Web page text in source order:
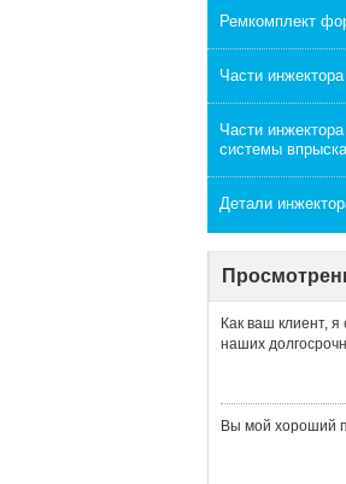
Ремкомплект
Части
Части
системы
Детали
Как ваш клиент,
наших
Вы мой хороший